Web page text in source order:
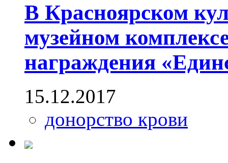
В Красноярском
музейном
награждения
15.12.2017
донорство крови